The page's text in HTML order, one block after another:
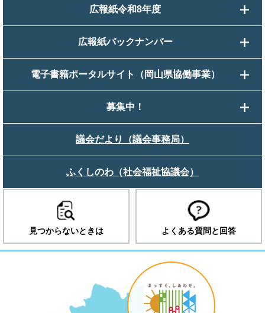
広報紙令和8年度
広報紙バックナンバー
電子書籍ポータルサイト（岡山県協働事業）
募集中！
議会だより（議会事務局）
ふくしのわ（社会福祉協議会）
見つからないときは よくある質問と回答